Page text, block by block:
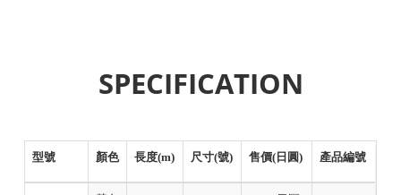
SPECIFICATION
型號 顏色 長度(m) 尺寸(號) 售價(日圓) 產品編號